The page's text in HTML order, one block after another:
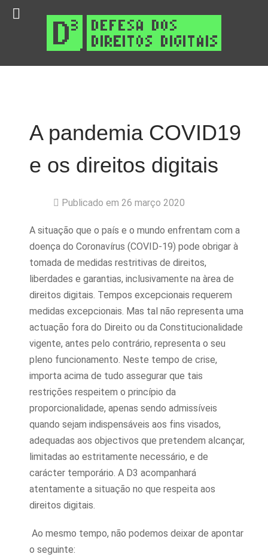
A pandemia COVID19
e os direitos digitais
Publicado em 26 março 2020
A situação que o país e o mundo enfrentam com a
doença do Coronavírus (COVID-19) pode obrigar à
tomada de medidas restritivas de direitos,
liberdades e garantias, inclusivamente na àrea de
direitos digitais. Tempos excepcionais requerem
medidas excepcionais. Mas tal não representa uma
actuação fora do Direito ou da Constitucionalidade
vigente, antes pelo contrário, representa o seu
pleno funcionamento. Neste tempo de crise,
importa acima de tudo assegurar que tais
restrições respeitem o princípio da
proporcionalidade, apenas sendo admissíveis
quando sejam indispensáveis aos fins visados,
adequadas aos objectivos que pretendem alcançar,
limitadas ao estritamente necessário, e de
carácter temporário. A D3 acompanhará
atentamente a situação no que respeita aos
direitos digitais.
Ao mesmo tempo, não podemos deixar de apontar
o seguinte: